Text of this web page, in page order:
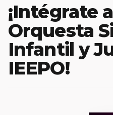
¡Intégrate
Orquesta
Infantil y
IEEPO!